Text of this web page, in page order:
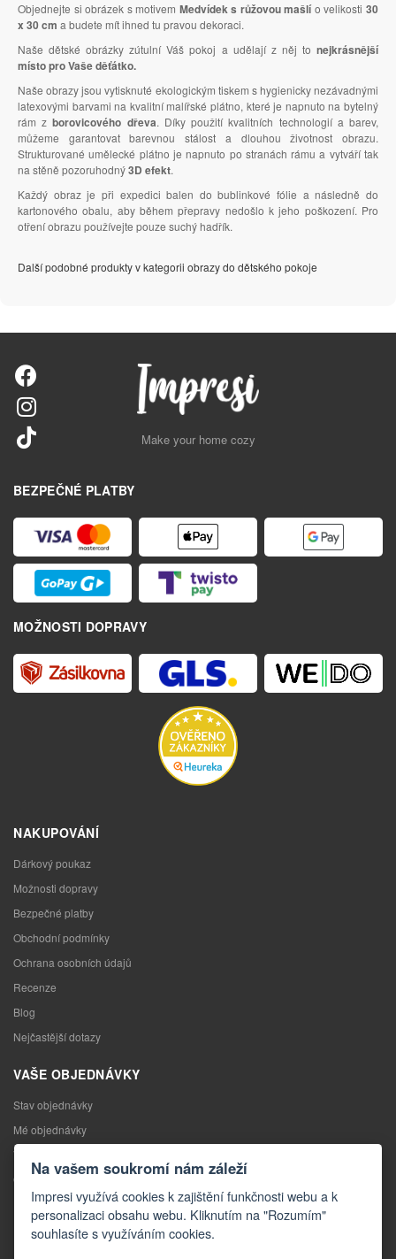
Objednejte si obrázek s motivem Medvídek s růžovou mašlío velikosti30
x 30 cm a budete mít ihned tu pravou dekoraci.
Naše dětské obrázky zútulní Váš pokoj a udělají z něj to nejkrásnější
místo pro Vaše děťátko.
Naše obrazy jsou vytisknuté ekologickým tiskem s hygienicky nezávadnými
latexovými barvami na kvalitní malířské plátno, které je napnuto na bytelný
rám zborovicového dřeva. Díky použití kvalitních technologií a barev,
můžeme garantovat barevnou stálost a dlouhou životnost obrazu.
Strukturované umělecké plátno je napnuto po stranách rámu a vytváří tak
na stěně pozoruhodný3D efekt.
Každý obraz je při expedici balen do bublinkové fólie a následně do
kartonového obalu, aby během přepravy nedošlo k jeho poškození. Pro
otření obrazu používejte pouze suchý hadřík.
Další podobné produkty v kategorii obrazy do dětského pokoje
Make your home cozy
BEZPEČNÉ PLATBY
MOŽNOSTI DOPRAVY
NAKUPOVÁNÍ
Dárkový poukaz
Možnosti dopravy
Bezpečné platby
Obchodní podmínky
Ochrana osobních údajů
Recenze
Blog
Nejčastější dotazy
VAŠE OBJEDNÁVKY
Stav objednávky
Mé objednávky
Výměna zboží
Odstoupení od kupní smlouvy
Reklamace
KONTAKTY
Na vašem soukromí nám záleží
Impresi využívá cookies k zajištění funkčnosti webu a k
personalizaci obsahu webu. Kliknutím na "Rozumím"
souhlasíte s využíváním cookies.